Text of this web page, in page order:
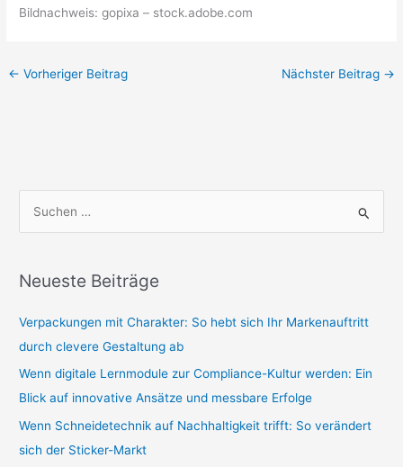
Bildnachweis: gopixa – stock.adobe.com
← Vorheriger Beitrag Nächster Beitrag →
h
h
:
Neueste Beiträge
Verpackungen mit Charakter: So hebt sich Ihr Markenauftritt
durch clevere Gestaltung ab
Wenn digitale Lernmodule zur Compliance-Kultur werden: Ein
Blick auf innovative Ansätze und messbare Erfolge
Wenn Schneidetechnik auf Nachhaltigkeit trifft: So verändert
sich der Sticker-Markt